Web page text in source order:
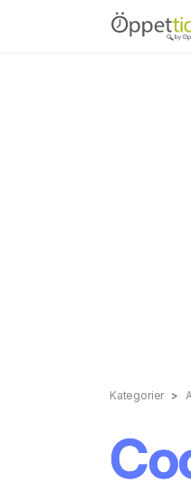
Kategorier